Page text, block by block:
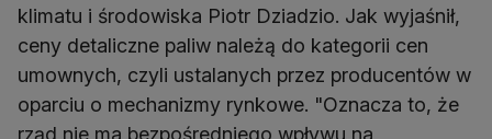
klimatu i środowiska Piotr Dziadzio. Jak wyjaśnił,
ceny detaliczne paliw należą do kategorii cen
umownych, czyli ustalanych przez producentów w
oparciu o mechanizmy rynkowe. "Oznacza to, że
rząd nie ma bezpośredniego wpływu na